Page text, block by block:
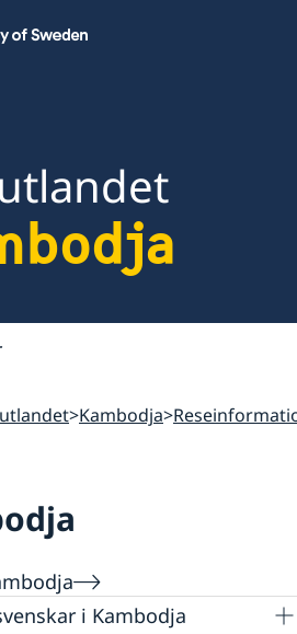
Kambodja
i Kambodja